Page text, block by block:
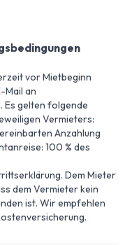
vor Mietbeginn
Mail an
Es gelten folgende
Vermieters:
Anzahlung
100 % des
Dem Mieter
dem Vermieter kein
ist. Wir empfehlen